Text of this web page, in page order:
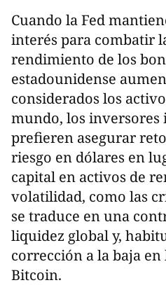
Cuando la Fed
interés para combatir
rendimiento de los
estadounidense
considerados los
mundo, los inversores
prefieren asegurar
riesgo en dólares en
capital en activos de
volatilidad, como las
se traduce en una
liquidez global y,
corrección a la baja en
Bitcoin.